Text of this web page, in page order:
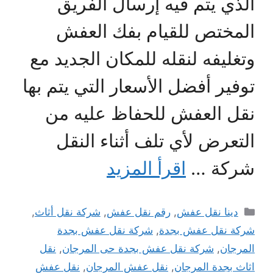
المختص للقيام بفك العفش
وتغليفه لنقله للمكان الجديد مع
توفير أفضل الأسعار التي يتم بها
نقل العفش للحفاظ عليه من
التعرض لأي تلف أثناء النقل
شركة … اقرأ المزيد
التصنيفات
دينا نقل عفش,رقم نقل عفش, شركة نقل أثاث,
شركة نقل عفش بجدة, شركة نقل عفش بجدة
المرجان, شركة نقل عفش بجدة حى المرجان, نقل
اثاث بجدة المرجان, نقل عفش المرجان, نقل عفش